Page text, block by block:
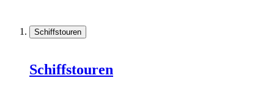
Schiffstouren
Schiffstouren